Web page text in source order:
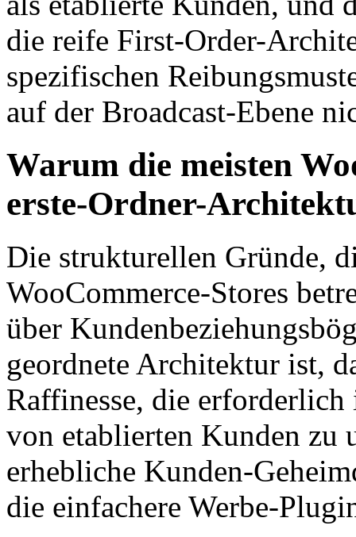
die reife First-Order-
spezifischen
auf der Broadcast-Ebene
Warum die meisten
erste-Ordner-
Die strukturellen Gründe,
WooCommerce-Stores
über
geordnete Architektur ist,
Raffinesse, die
von etablierten Kunden zu
erhebliche Kunden-
die einfachere Werbe-